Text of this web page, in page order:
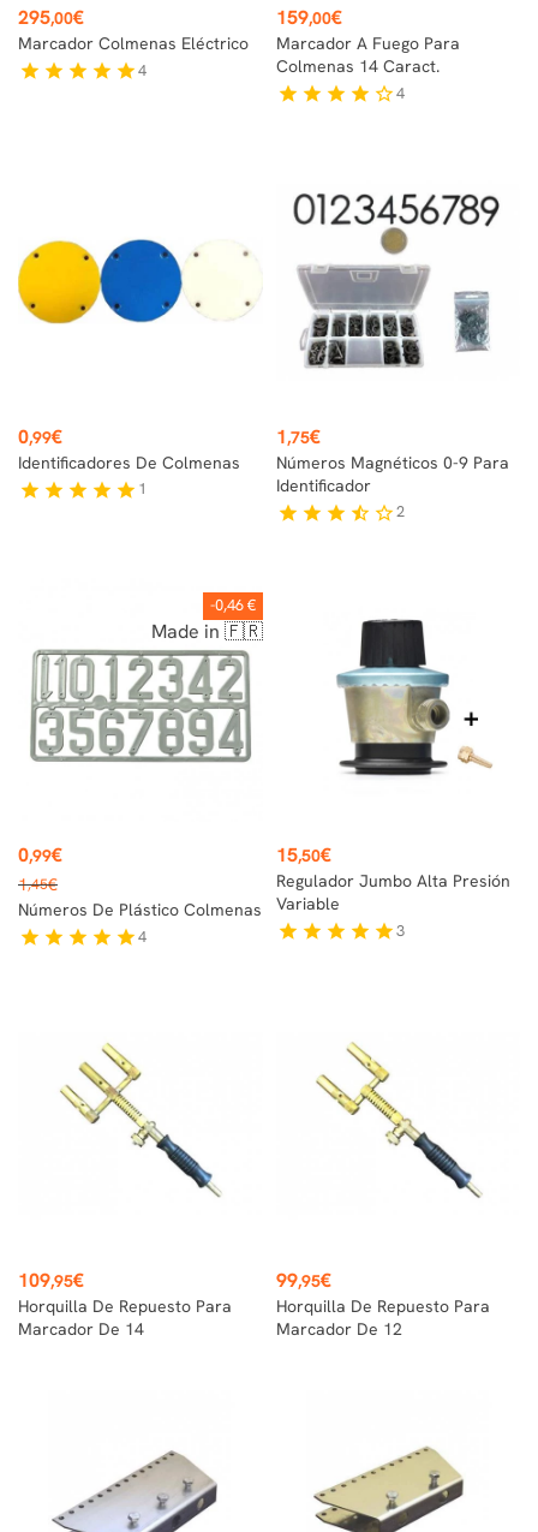
Precio
295,00€
Marcador Colmenas Eléctrico
star star star star star4
Precio
159,00€
Marcador A Fuego Para
Colmenas 14 Caract.
star star star star star_border4
Precio
0,99€
Identificadores De Colmenas
star star star star star 1
Precio
1,75€
Números Magnéticos 0-9 Para
Identificador
star star star star_half star_border2
-0,46 €
Made in 🇫🇷
Precio
0,99€
Precio
base
1,45€
Números De Plástico Colmenas
star star star star star4
Precio
15,50€
Regulador Jumbo Alta Presión
Variable
star star star star star3
Precio
109,95€
Horquilla De Repuesto Para
Marcador De 14
Precio
99,95€
Horquilla De Repuesto Para
Marcador De 12